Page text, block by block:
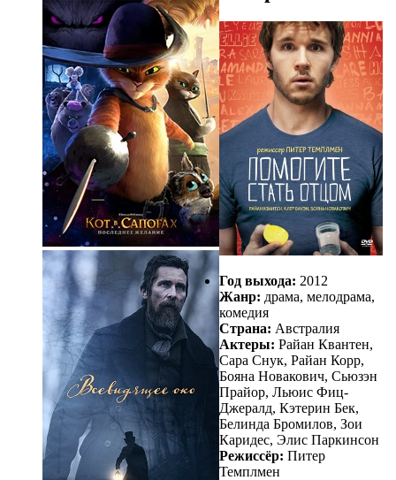
Год выхода: 2012
Жанр: драма, мелодрама,
комедия
Страна: Австралия
Актеры: Райан Квантен,
Сара Снук, Райан Корр,
Бояна Новакович, Сьюзэн
Прайор, Льюис Фиц-
Джералд, Кэтерин Бек,
Белинда Бромилов, Зои
Каридес, Элис Паркинсон
Режиссёр: Питер
Темплмен